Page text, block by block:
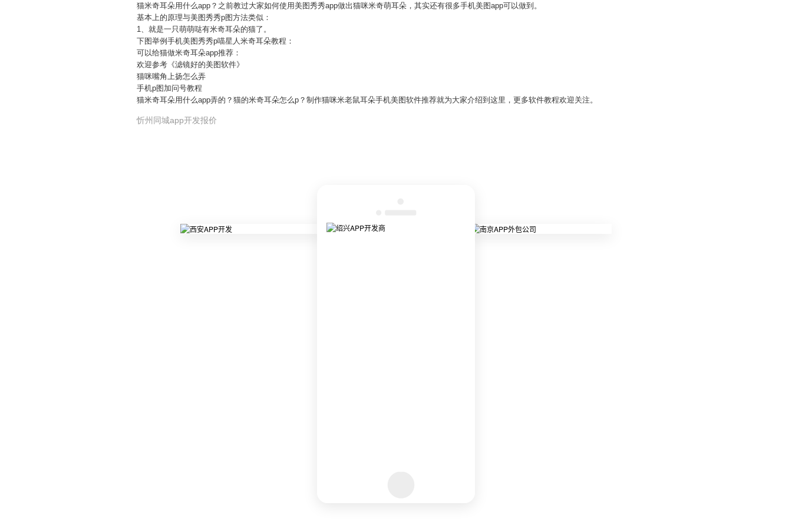
猫米奇耳朵用什么app？之前教过大家如何使用美图秀秀app做出猫咪米奇萌耳朵，其实还有很多手机美图app可以做到。
基本上的原理与美图秀秀p图方法类似：
1、就是一只萌萌哒有米奇耳朵的猫了。
下图举例手机美图秀秀p喵星人米奇耳朵教程：
可以给猫做米奇耳朵app推荐：
欢迎参考《滤镜好的美图软件》
猫咪嘴角上扬怎么弄
手机p图加问号教程
猫米奇耳朵用什么app弄的？猫的米奇耳朵怎么p？制作猫咪米老鼠耳朵手机美图软件推荐就为大家介绍到这里，更多软件教程欢迎关注。
忻州同城app开发报价